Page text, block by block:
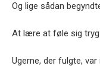
Og lige sådan
At lære at føle sig tryg
Ugerne, der fulgte, var